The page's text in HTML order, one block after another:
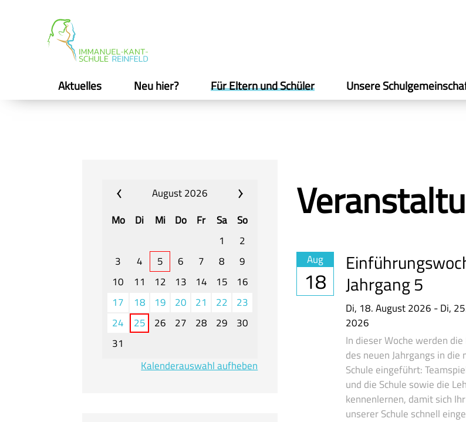
Aktuelles Neu hier? Für Eltern und Schüler Unsere
August 2026
Mo
Di Mi Do Fr Sa
So
1
2
3
4 5 6 7 8
9
10
11 12 13 14 15
16
17
18 19 20 21 22
23
24
25 26 27 28 29
30
31
Kalenderauswahl aufheben
Aug
18
Jahrgang 5
Di, 18. August 2026 -Di,
2026
In dieser Woche werden die
des neuen Jahrgangs in die
Schule eingeführt:
und die Schule sowie die
kennenlernen, damit sich
unserer Schule schnell